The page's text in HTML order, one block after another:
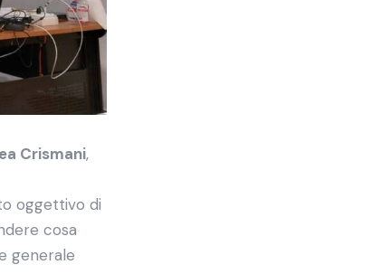
Crismani,
oggettivo di
cosa
generale